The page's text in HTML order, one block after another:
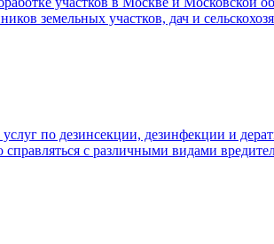
земельных участков, дач и
по дезинсекции, дезинфекции и
с различными видами